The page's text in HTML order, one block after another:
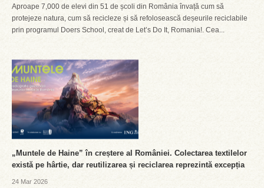
Aproape 7,000 de elevi din 51 de școli din România învață cum să
protejeze natura, cum să recicleze și să refolosească deșeurile reciclabile
prin programul Doers School, creat de Let’s Do It, Romania!. Cea...
„Muntele de Haine” în creștere al României. Colectarea textilelor
există pe hârtie, dar reutilizarea și reciclarea reprezintă excepția
24 Mar 2026